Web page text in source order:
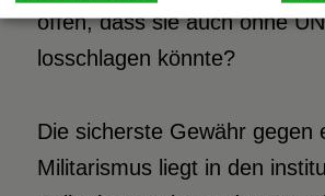
offen, dass sie auch ohne
losschlagen könnte?
Die sicherste Gewähr gegen
Militarismus liegt in den